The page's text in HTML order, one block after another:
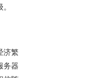
济繁
务器